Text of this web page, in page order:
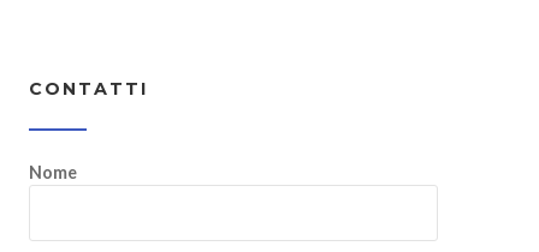
CONTATTI
Nome